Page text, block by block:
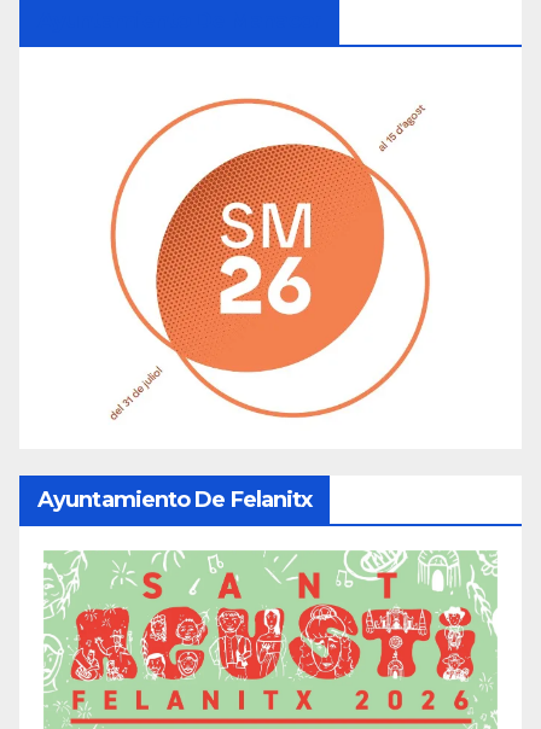
Ayuntamiento De Felanitx